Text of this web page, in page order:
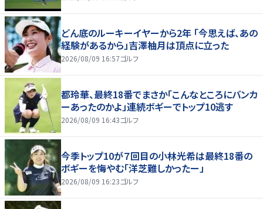
どん底のルーキーイヤーから2年 「今思えば、あの
経験があるから」吉澤柚月は頂点に立った
2026/08/09 16:57ゴルフ
都玲華、最終18番でまさか「こんなところにバンカ
ーあったのかよ」連続ボギーでトップ10逃す
2026/08/09 16:43ゴルフ
今季トップ10が７回目の小林光希は最終18番の
ボギーを悔やむ「洋芝難しかったー」
2026/08/09 16:23ゴルフ